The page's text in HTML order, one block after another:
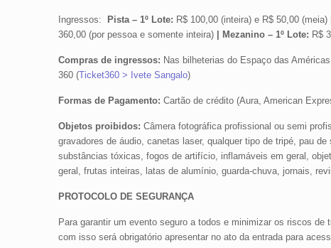
Ingressos: Pista – 1º Lote: R$ 100,00 (inteira) e R$ 50,00 (meia)
360,00 (por pessoa e somente inteira)| Mezanino – 1º Lote: R$
Compras de ingressos: Nas bilheterias do Espaço das
360 (Ticket360 > Ivete Sangalo)
Formas de Pagamento: Cartão de crédito (Aura, American
Objetos proibidos: Câmera fotográfica profissional ou semi
gravadores de áudio, canetas laser, qualquer tipo de tripé, pau
substâncias tóxicas, fogos de artifício, inflamáveis em geral,
geral, frutas inteiras, latas de alumínio, guarda-chuva, jornais,
PROTOCOLO DE SEGURANÇA
Para garantir um evento seguro a todos e minimizar os riscos
com isso será obrigatório apresentar no ato da entrada para